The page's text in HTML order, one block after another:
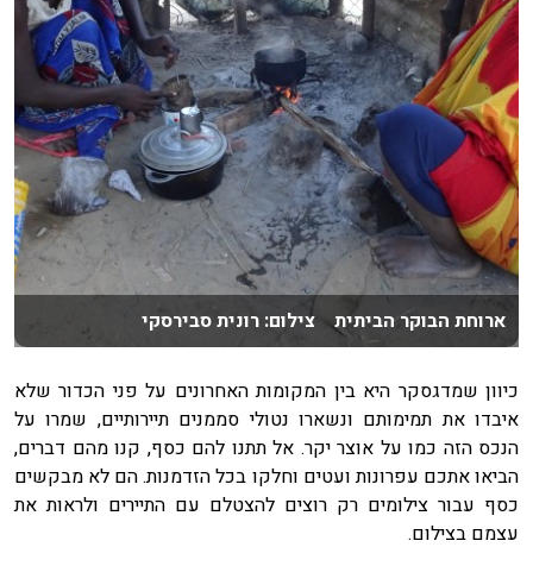
ארוחת הבוקר הביתית צילום: רונית סבירסקי
כיוון שמדגסקר היא בין המקומות האחרונים על פני הכדור שלא
איבדו את תמימותם ונשארו נטולי סממנים תיירותיים, שמרו על
הנכס הזה כמו על אוצר יקר. אל תתנו להם כסף, קנו מהם דברים,
הביאו אתכם עפרונות ועטים וחלקו בכל הזדמנות. הם לא מבקשים
כסף עבור צילומים רק רוצים להצטלם עם התיירים ולראות את
עצמם בצילום.